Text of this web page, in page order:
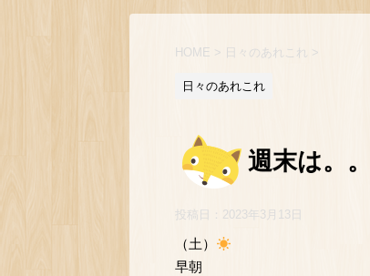
HOME > 日々のあれこれ >
日々のあれこれ
週末は。。
投稿日： 2023年3月13日
（土）
早朝